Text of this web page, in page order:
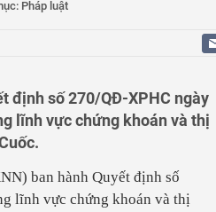
an sinh xã hội gắn với phát triển
Pháp luật
định số 270/QĐ-XPHC ngày
lĩnh vực chứng khoán và thị
ban hành Quyết định số
lĩnh vực chứng khoán và thị